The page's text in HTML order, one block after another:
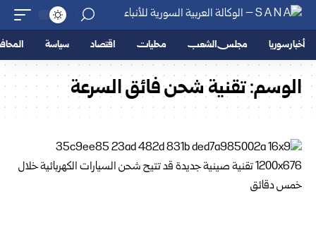
أخبار سوريا مجلس الشعب محليات اقتصاد سياسة
الوسم:تقنية شحن فائق السرعة